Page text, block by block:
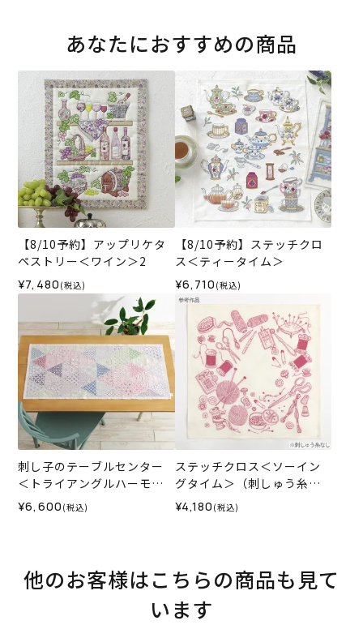
あなたにおすすめの商品
【8/10予約】アップリケタ
ペストリー＜ワイン＞2
¥7,480 (税込)
【8/10予約】ステッチクロ
ス＜ティータイム＞
¥6,710 (税込)
刺し子のテーブルセンター
＜トライアングルハーモニ
ー＞
¥6,600 (税込)
ステッチクロス＜ソーイン
グタイム＞（刺しゅう糸な
し）
¥4,180 (税込)
他のお客様はこちらの商品も見て
います